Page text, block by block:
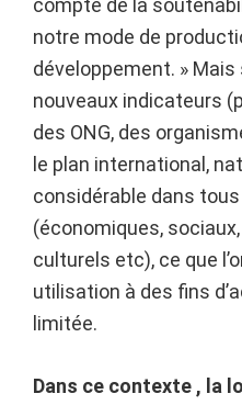
compte de la
notre mode de
développement. »
nouveaux indicateurs
des ONG, des
le plan international,
considérable dans
(économiques,
culturels etc), ce que
utilisation à des fins
limitée.
Dans ce contexte , la